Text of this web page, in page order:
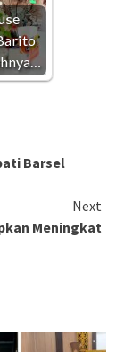
Barsel
Next
Meningkat